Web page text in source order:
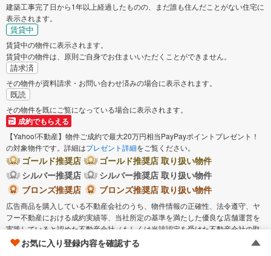
建築工事完了日から1年以上経過したものの、まだ誰も住んだことがない住宅に
表示されます。
賃貸中
賃貸中の物件に表示されます。
賃貸中の物件は、原則ご自身でお住まいいただくことができません。
請求済
その物件が資料請求・お問い合わせ済みの場合に表示されます。
既読
その物件を既にご覧になっている場合に表示されます。
成約でもらえる
【Yahoo!不動産】物件ご成約で最大20万円相当PayPayポイントプレゼント！
の対象物件です。詳細はプレゼント詳細をご覧ください。
ゴールド推奨店
ゴールド推奨店 取り扱い物件
シルバー推奨店
シルバー推奨店 取り扱い物件
ブロンズ推奨店
ブロンズ推奨店 取り扱い物件
広告商品を購入している不動産会社のうち、物件情報の正確性、法令遵守、ヤ
フー不動産における成約実績等、当社所定の基準を満たした優良な店舗運営を
実践していると認めた不動産会社（もしくは当該認定を受けた不動産会社の取
扱物件）に表示されます。
お気に入り登録内容を確認する